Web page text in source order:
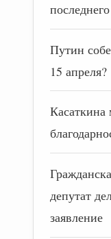
Путин
15 апреля?
Касаткина
депутат
заявление